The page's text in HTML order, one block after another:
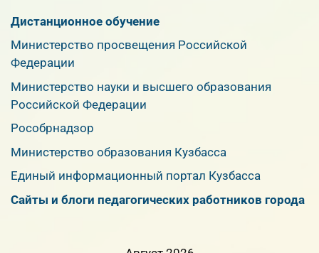
Дистанционное обучение
Министерство просвещения Российской
Федерации
Министерство науки и высшего образования
Российской Федерации
Рособрнадзор
Министерство образования Кузбасса
Единый информационный портал Кузбасса
Сайты и блоги педагогических работников города